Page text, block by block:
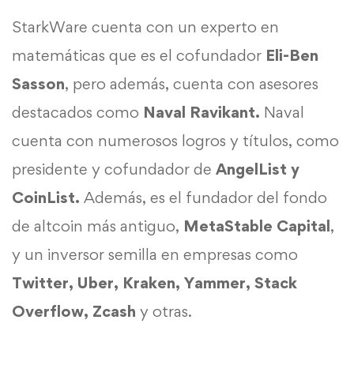
StarkWare cuenta con un experto en
matemáticas que es el cofundador Eli-Ben
Sasson, pero además, cuenta con asesores
destacados como Naval Ravikant. Naval
cuenta con numerosos logros y títulos, como
presidente y cofundador de AngelList y
CoinList. Además, es el fundador del fondo
de altcoin más antiguo, MetaStable Capital,
y un inversor semilla en empresas como
Twitter, Uber, Kraken, Yammer, Stack
Overflow, Zcash y otras.